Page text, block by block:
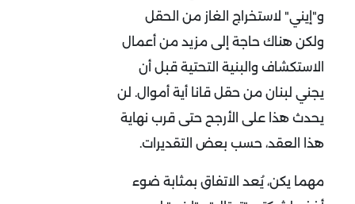
و"إيني" لاستخراج الغاز من الحقل
ولكن هناك حاجة إلى مزيد من أعمال
الاستكشاف والبنية التحتية قبل أن
يجني لبنان من حقل قانا أية أموال. لن
يحدث هذا على الأرجح حتى قرب نهاية
هذا العقد، حسب بعض التقديرات.
مهما يكن، يُعد الاتفاق بمثابة ضوء